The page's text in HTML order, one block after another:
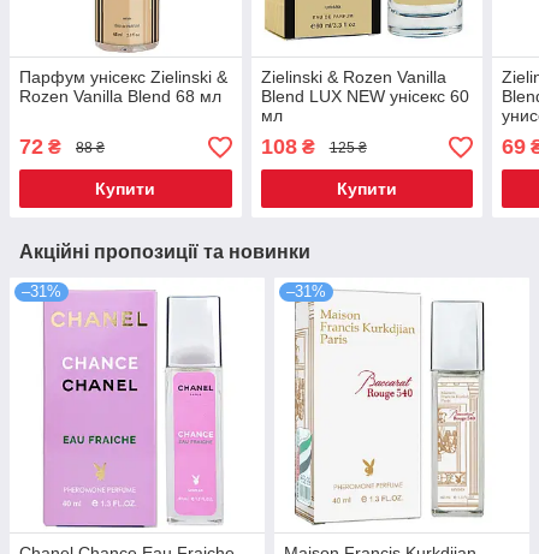
Парфум унісекс Zielinski &
Rozen Vanilla Blend 68 мл
72 ₴ 88 ₴
Купити
Zielinski & Rozen Vanilla
Blend LUX NEW унісекс 60
мл
108₴ 125 ₴
Купити
69
Акційні пропозиції та новинки
–31% –31%